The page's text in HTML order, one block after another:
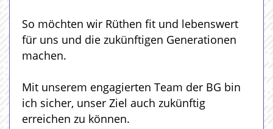
So möchten wir Rüthen fit und lebenswert
für uns und die zukünftigen Generationen
machen.
Mit unserem engagierten Team der BG bin
ich sicher, unser Ziel auch zukünftig
erreichen zu können.